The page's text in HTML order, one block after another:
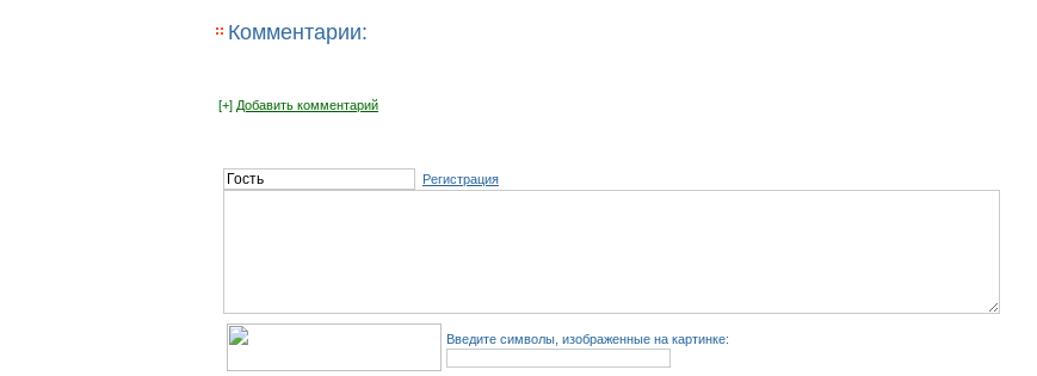
Комментарии:
[+] Добавить комментарий
Регистрация
Введите символы, изображенные на картинке: